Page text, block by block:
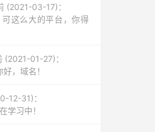
(2021-03-17)：
这么大的平台，你得
(2021-01-27)：
，域名！
12-31)：
学习中！